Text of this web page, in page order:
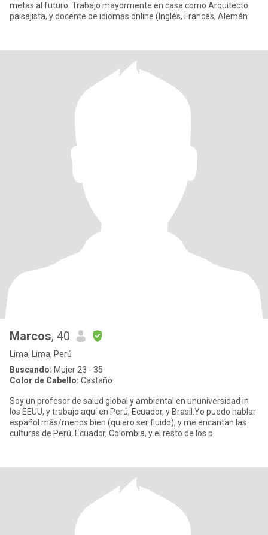
metas al futuro. Trabajo mayormente en casa como Arquitecto
paisajista, y docente de idiomas online (Inglés, Francés, Alemán
Marcos, 40
Lima, Lima, Perú
Buscando: Mujer 23 - 35
Color de Cabello: Castaño
Soy un profesor de salud global y ambiental en ununiversidad in
los EEUU, y trabajo aquí en Perú, Ecuador, y Brasil.Yo puedo hablar
español más/menos bien (quiero ser fluido), y me encantan las
culturas de Perú, Ecuador, Colombia, y el resto de los p